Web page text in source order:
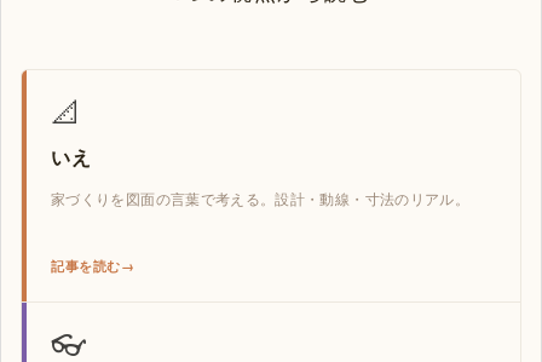
📐
いえ
家づくりを図面の言葉で考える。設計・動線・寸法のリアル。
記事を読む
👓